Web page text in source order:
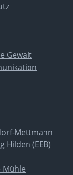
Gewalt
Mettmann
Hilden (EEB)
Mühle